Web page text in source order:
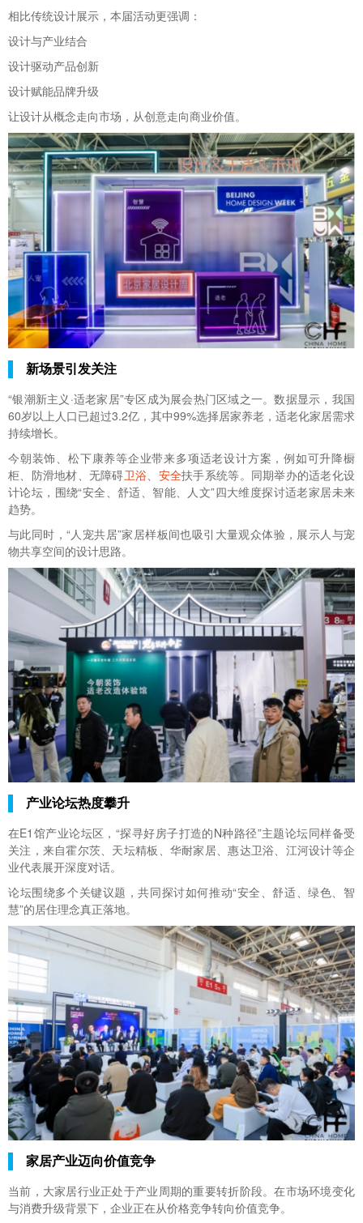
相比传统设计展示，本届活动更强调：
设计与产业结合
设计驱动产品创新
设计赋能品牌升级
让设计从概念走向市场，从创意走向商业价值。
新场景引发关注
“银潮新主义·适老家居”专区成为展会热门区域之一。数据显示，我国
60岁以上人口已超过3.2亿，其中99%选择居家养老，适老化家居需求
持续增长。
今朝装饰、松下康养等企业带来多项适老设计方案，例如可升降橱
柜、防滑地材、无障碍卫浴 安全扶手系统等。同期举办的适老化设
计论坛，围绕“安全、舒适、智能、人文”四大维度探讨适老家居未来
趋势。
与此同时，“人宠共居”家居样板间也吸引大量观众体验，展示人与宠
物共享空间的设计思路。
产业论坛热度攀升
在E1馆产业论坛区，“探寻好房子打造的N种路径”主题论坛同样备受
关注，来自霍尔茨、天坛精板、华耐家居、惠达卫浴、江河设计等企
业代表展开深度对话。
论坛围绕多个关键议题，共同探讨如何推动“安全、舒适、绿色、智
慧”的居住理念真正落地。
家居产业迈向价值竞争
当前，大家居行业正处于产业周期的重要转折阶段。在市场环境变化
与消费升级背景下，企业正在从价格竞争转向价值竞争。